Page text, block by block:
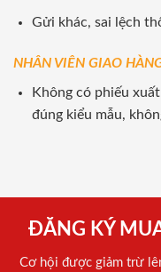
Gửi khác, sai lệch
NHÂN VIÊN GIAO
Không có phiếu
đúng kiểu mẫu,
ĐĂNG KÝ
Cơ hội được giảm trừ